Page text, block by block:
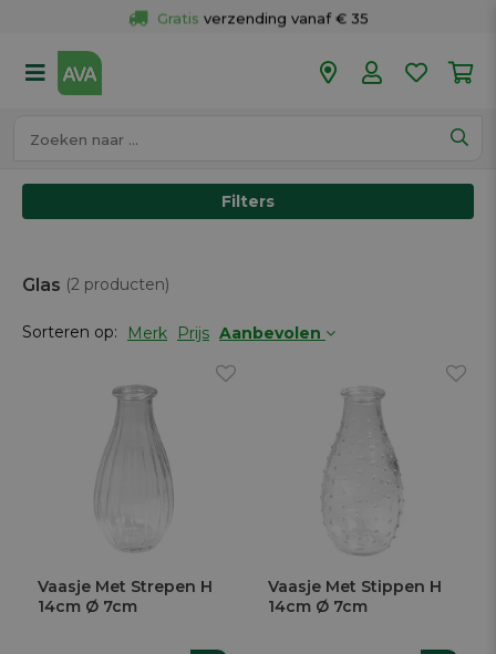
Gratis verzending vanaf € 35
50 winkels
Filters
Glas (2 producten)
Sorteren op: Merk Prijs Aanbevolen
Vaasje Met Strepen H
14cm Ø 7cm
Vaasje Met Stippen H
14cm Ø 7cm